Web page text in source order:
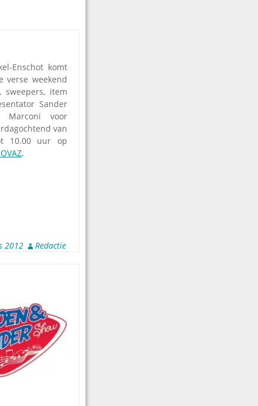
Enschot komt
verse weekend
sweepers, item
Sander
Marconi voor
van
10.00 uur op
.
2012 Redactie